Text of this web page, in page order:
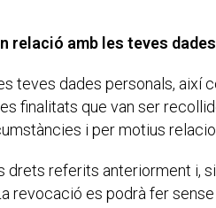
relació amb les teves
teves dades personals, així
finalitats que van ser
i per motius
referits anteriorment i,
revocació es podrà fer